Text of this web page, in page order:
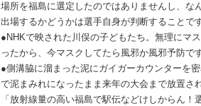
場所を福島に選定したのではありませんし、な
出場するかどうかは選手自身が判断することです
●NHKで映された川俣の子どもたち。無理にマ
ったから、今マスクしてたら風邪か風邪予防で
●側溝脇に溜まった泥にガイガーカウンターを
で泥まみれになったまま来年の大会まで放置さ
「放射線量の高い福島で駅伝などけしからん